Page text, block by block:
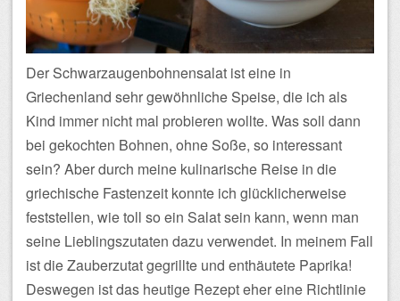
Der Schwarzaugenbohnensalat ist eine in
Griechenland sehr gewöhnliche Speise, die ich als
Kind immer nicht mal probieren wollte. Was soll dann
bei gekochten Bohnen, ohne Soße, so interessant
sein? Aber durch meine kulinarische Reise in die
griechische Fastenzeit konnte ich glücklicherweise
feststellen, wie toll so ein Salat sein kann, wenn man
seine Lieblingszutaten dazu verwendet. In meinem Fall
ist die Zauberzutat gegrillte und enthäutete Paprika!
Deswegen ist das heutige Rezept eher eine Richtlinie